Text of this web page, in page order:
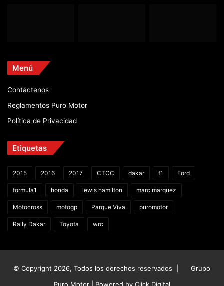
Menú
Contáctenos
Reglamentos Puro Motor
Política de Privacidad
Etiquetas
2015 2016 2017 CTCC dakar f1 Ford
formula1 honda lewis hamilton marc marquez
Motocross motogp Parque Viva puromotor
Rally Dakar Toyota wrc
© Copyright 2026, Todos los derechos reservados |
Grupo
Puro Motor | Powered by Click Digital